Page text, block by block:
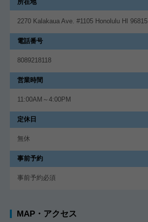
所在地
2270 Kalakaua Ave. #1105 Honolulu HI 96815
電話番号
8089218118
営業時間
11:00AM～4:00PM
定休日
無休
事前予約
事前予約必須
MAP・アクセス